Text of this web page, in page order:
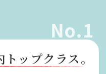
No.1
ップクラス。